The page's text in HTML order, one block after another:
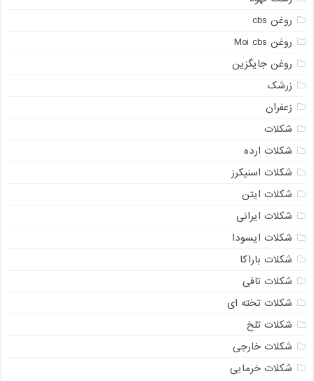
روغن cbs
روغن Moi cbs
روغن جایگزین
زرشک
زعفران
شکلات
شکلات ارده
شکلات اسنیکرز
شکلات ایتن
شکلات ایرانی
شکلات ایسودا
شکلات باراکا
شکلات تافی
شکلات تخته ای
شکلات تلخ
شکلات خارجی
شکلات خرمایی